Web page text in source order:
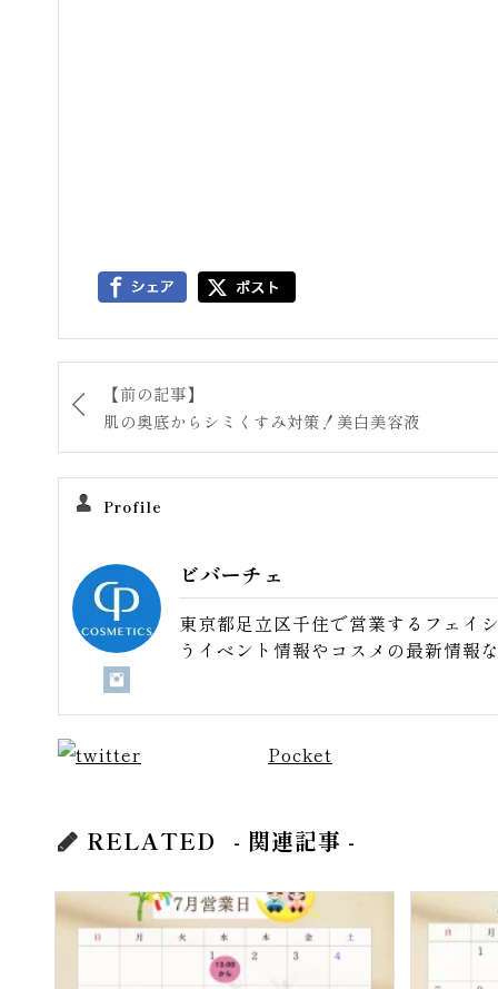
【前の記事】
肌の奥底からシミくすみ対策！美白美容液
Profile
ビバーチェ
東京都足立区千住で営業するフェイ
うイベント情報やコスメの最新情報
Pocket
RELATED - 関連記事 -